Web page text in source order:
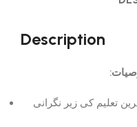
Description
تعلیم کی زیر نگرانی